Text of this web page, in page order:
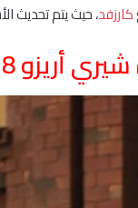
كارزفد، حيث يتم تحديث
8 2026